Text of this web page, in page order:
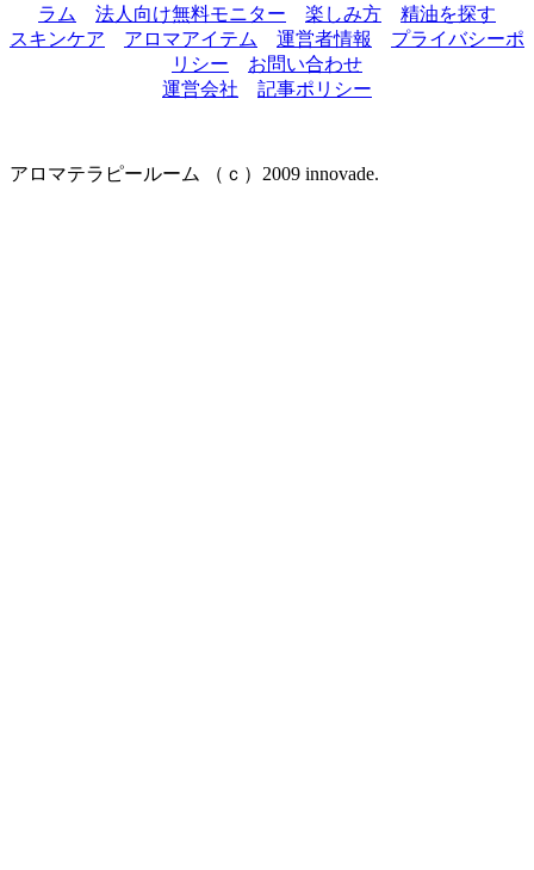
ラム
法人向け無料モニター 楽しみ方
精油を探す
スキンケア
アロマアイテム 運営者情報
プライバシーポ
リシー
お問い合わせ
運営会社
記事ポリシー
アロマテラピールーム （ｃ）2009 innovade.